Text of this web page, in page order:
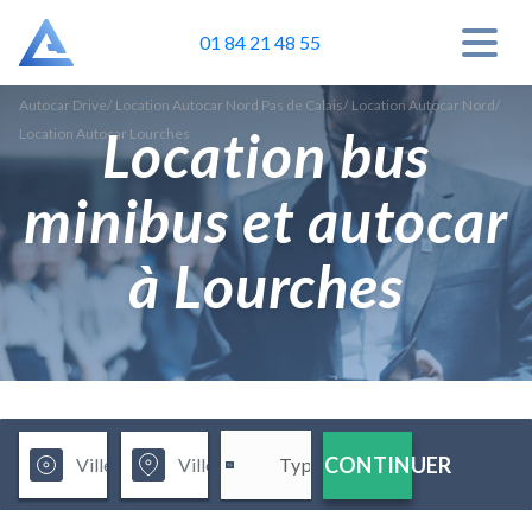
01 84 21 48 55
Autocar Drive/ Location Autocar Nord Pas de Calais/ Location Autocar Nord/
Location Autocar Lourches
Location bus
minibus et autocar
à Lourches
CONTINUER